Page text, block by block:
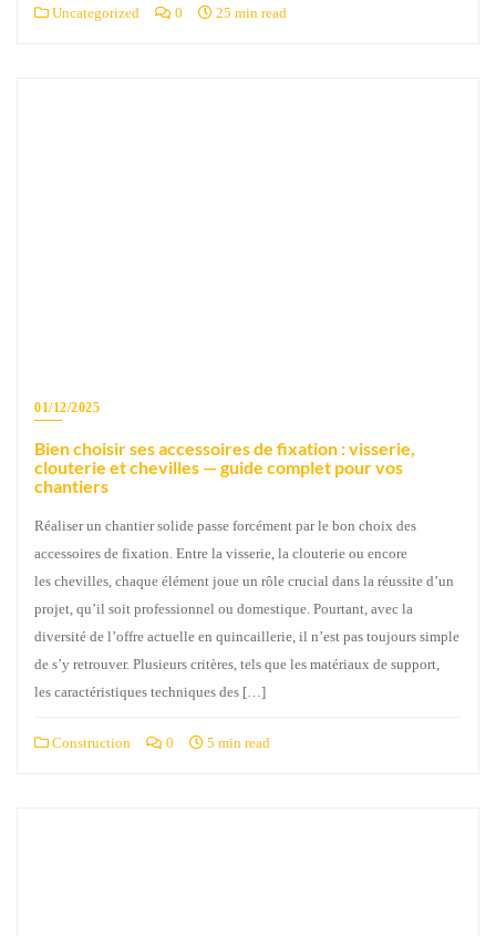
Uncategorized 0 25 min read
01/12/2025
Bien choisir ses accessoires de fixation : visserie,
clouterie et chevilles — guide complet pour vos
chantiers
Réaliser un chantier solide passe forcément par le bon choix des
accessoires de fixation. Entre la visserie, la clouterie ou encore
les chevilles, chaque élément joue un rôle crucial dans la réussite d’un
projet, qu’il soit professionnel ou domestique. Pourtant, avec la
diversité de l’offre actuelle en quincaillerie, il n’est pas toujours simple
de s’y retrouver. Plusieurs critères, tels que les matériaux de support,
les caractéristiques techniques des […]
Construction 0 5 min read